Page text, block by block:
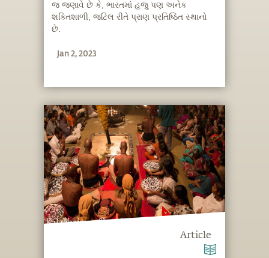
જ જણાવે છે કે, ભારતમાં હજુ પણ અનેક
શક્તિશાળી, જટિલ રીતે પ્રાણ પ્રતિષ્ઠિત સ્થાનો
છે.
Jan 2, 2023
Article